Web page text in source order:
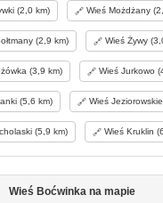
(2,0 km) Wieś Możdżany
(2,9 km) Wieś Żywy
(3,9 km) Wieś Jurkowo
(5,6 km) Wieś
(5,9 km) Wieś Kruklin
Wieś Boćwinka na mapie